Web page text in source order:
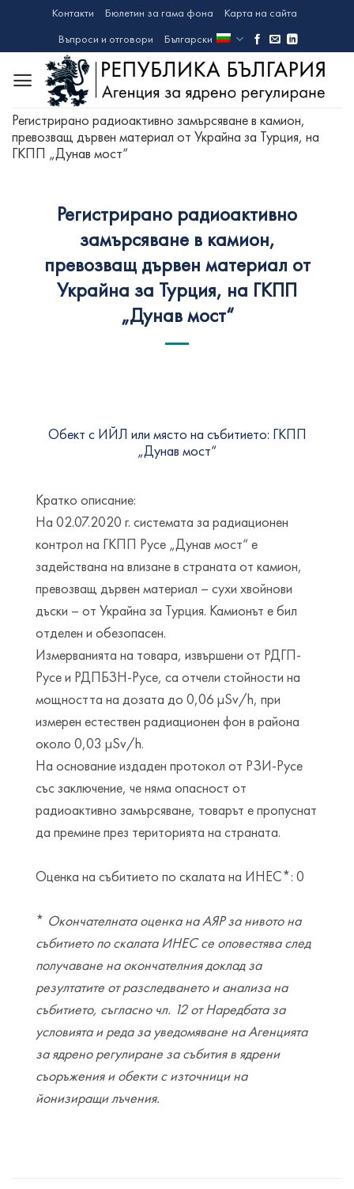
content
Контакти Бюлетин за гама фона
Карта на сайта
Въпроси и отговори
Български
Регистрирано радиоактивно замърсяване в камион,
превозващ дървен материал от Украйна за Турция, на
ГКПП „Дунав мост“
Регистрирано радиоактивно
замърсяване в камион,
превозващ дървен материал от
Украйна за Турция, на ГКПП
„Дунав мост“
Обект с ИЙЛ или място на събитието: ГКПП
„Дунав мост“
Кратко описание:
На 02.07.2020 г. системата за радиационен
контрол на ГКПП Русе „Дунав мост“ е
задействана на влизане в страната от камион,
превозващ дървен материал – сухи хвойнови
дъски – от Украйна за Турция. Камионът е бил
отделен и обезопасен.
Измерванията на товара, извършени от РДГП-
Русе и РДПБЗН-Русе, са отчели стойности на
мощността на дозата до 0,06 µSv/h, при
измерен естествен радиационен фон в района
около 0,03 µSv/h.
На основание издаден протокол от РЗИ-Русе
със заключение, че няма опасност от
радиоактивно замърсяване, товарът е пропуснат
да премине през територията на страната.
Оценка на събитието по скалата на ИНЕС*: 0
* Окончателната оценка на АЯР за нивото на
събитието по скалата ИНЕС се оповестява след
получаване на окончателния доклад за
резултатите от разследването и анализа на
събитието, съгласно чл. 12 от Наредбата за
условията и реда за уведомяване на Агенцията
за ядрено регулиране за събития в ядрени
съоръжения и обекти с източници на
йонизиращи лъчения.